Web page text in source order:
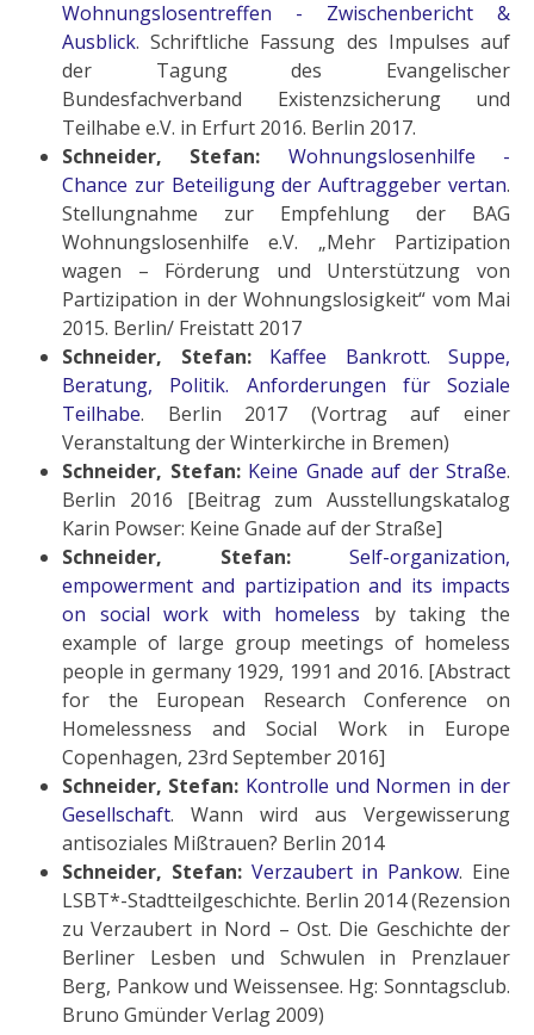
Wohnungslosentreffen - Zwischenbericht &
Ausblick. Schriftliche Fassung des Impulses auf
der Tagung des Evangelischer
Bundesfachverband Existenzsicherung und
Teilhabe e.V. in Erfurt 2016. Berlin 2017.
Schneider, Stefan:
Wohnungslosenhilfe -
Chance zur Beteiligung der Auftraggeber vertan.
Stellungnahme zur Empfehlung der BAG
Wohnungslosenhilfe e.V. „Mehr Partizipation
wagen – Förderung und Unterstützung von
Partizipation in der Wohnungslosigkeit“ vom Mai
2015. Berlin/ Freistatt 2017
Schneider, Stefan:
Kaffee Bankrott. Suppe,
Beratung, Politik. Anforderungen für Soziale
Teilhabe. Berlin 2017 (Vortrag auf einer
Veranstaltung der Winterkirche in Bremen)
Schneider, Stefan: Keine Gnade auf der Straße.
Berlin 2016 [Beitrag zum Ausstellungskatalog
Karin Powser: Keine Gnade auf der Straße]
Schneider, Stefan:
Self-organization,
empowerment and partizipation and its impacts
on social work with homeless by taking the
example of large group meetings of homeless
people in germany 1929, 1991 and 2016. [Abstract
for the European Research Conference on
Homelessness and Social Work in Europe
Copenhagen, 23rd September 2016]
Schneider, Stefan: Kontrolle und Normen in der
Gesellschaft. Wann wird aus Vergewisserung
antisoziales Mißtrauen? Berlin 2014
Schneider, Stefan: Verzaubert in Pankow. Eine
LSBT*-Stadtteilgeschichte. Berlin 2014 (Rezension
zu Verzaubert in Nord – Ost. Die Geschichte der
Berliner Lesben und Schwulen in Prenzlauer
Berg, Pankow und Weissensee. Hg: Sonntagsclub.
Bruno Gmünder Verlag 2009)